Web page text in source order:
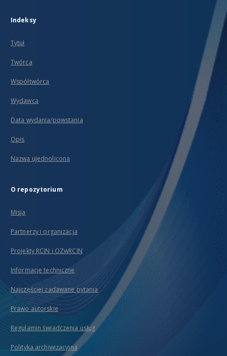
Indeksy
Tytuł
Twórca
Współtwórca
Wydawca
Data wydania/powstania
Opis
Nazwa ujednolicona
O repozytorium
Misja
Partnerzy i organizacja
Projekty RCIN i OZwRCIN
Informacje techniczne
Najczęściej zadawane pytania
Prawo autorskie
Regulamin świadczenia usług
Polityka archiwizacyjna